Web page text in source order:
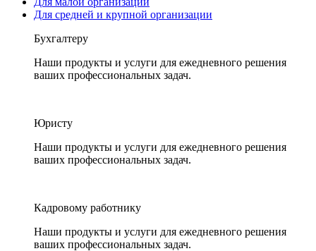
Для средней и крупной организации
Бухгалтеру
Наши продукты и услуги для ежедневного решения
ваших профессиональных задач.
Юристу
Наши продукты и услуги для ежедневного решения
ваших профессиональных задач.
Кадровому работнику
Наши продукты и услуги для ежедневного решения
ваших профессиональных задач.